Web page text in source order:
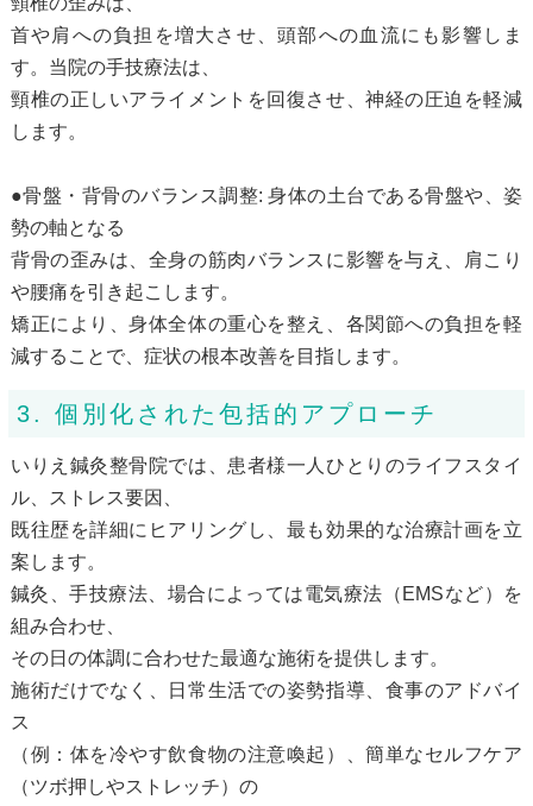
首や肩への負担を増大させ、頭部への血流にも影響しま
す。当院の手技療法は、
頸椎の正しいアライメントを回復させ、神経の圧迫を軽減
します。
●骨盤・背骨のバランス調整: 身体の土台である骨盤や、姿
勢の軸となる
背骨の歪みは、全身の筋肉バランスに影響を与え、肩こり
や腰痛を引き起こします。
矯正により、身体全体の重心を整え、各関節への負担を軽
減することで、症状の根本改善を目指します。
3. 個別化された包括的アプローチ
いりえ鍼灸整骨院では、患者様一人ひとりのライフスタイ
ル、ストレス要因、
既往歴を詳細にヒアリングし、最も効果的な治療計画を立
案します。
鍼灸、手技療法、場合によっては電気療法（EMSなど）を
組み合わせ、
その日の体調に合わせた最適な施術を提供します。
施術だけでなく、日常生活での姿勢指導、食事のアドバイ
ス
（例：体を冷やす飲食物の注意喚起）、簡単なセルフケア
（ツボ押しやストレッチ）の